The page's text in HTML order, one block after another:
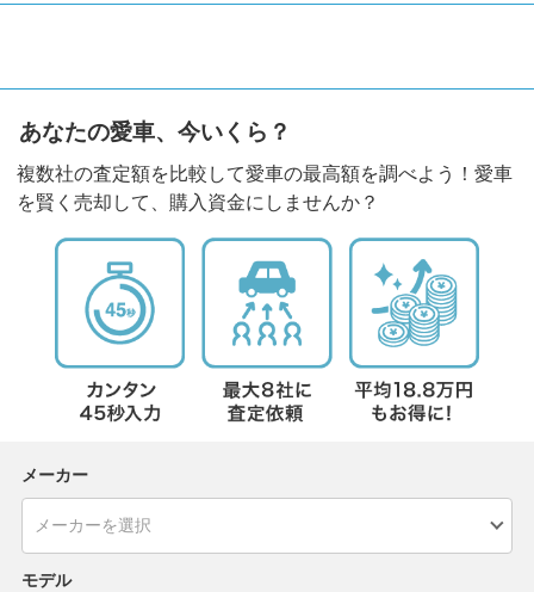
あなたの愛車、今いくら？
複数社の査定額を比較して愛車の最高額を調べよう！愛車
を賢く売却して、購入資金にしませんか？
メーカー
モデル